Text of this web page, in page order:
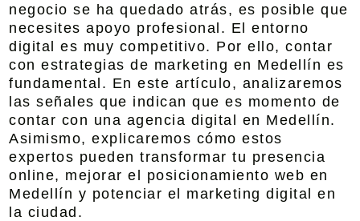
negocio se ha quedado atrás, es posible que
necesites apoyo profesional. El entorno
digital es muy competitivo. Por ello, contar
conestrategias de marketing en Medellín es
fundamental. En este artículo, analizaremos
las señales que indican que es momento de
contar con una agencia digital en Medellín.
Asimismo, explicaremos cómo estos
expertos pueden transformar tu presencia
online, mejorar el posicionamiento web en
Medellín y potenciar el marketing digital en
la ciudad.